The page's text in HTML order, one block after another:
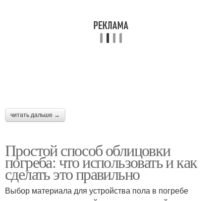
читать дальше →
Простой способ облицовки
погреба: что использовать и как
сделать это правильно
Выбор материала для устройства пола в погребе